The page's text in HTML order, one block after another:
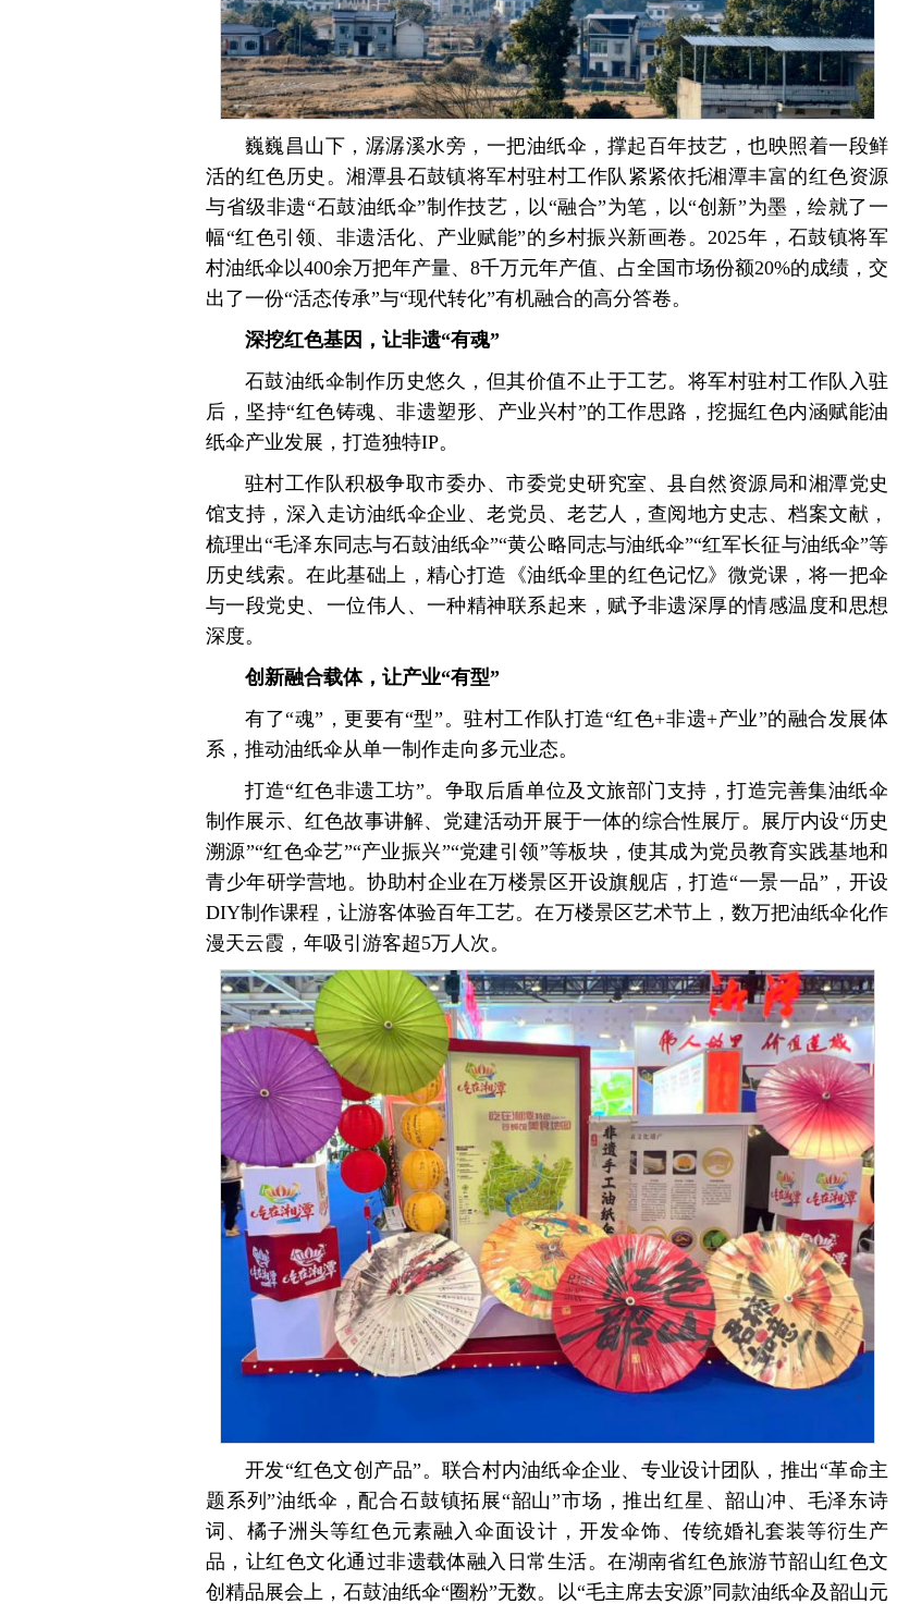
巍巍昌山下，潺潺溪水旁，一把油纸伞，撑起百年技艺，也映照着一段鲜
活的红色历史。湘潭县石鼓镇将军村驻村工作队紧紧依托湘潭丰富的红色资源
与省级非遗“石鼓油纸伞”制作技艺，以“融合”为笔，以“创新”为墨，绘就了一
幅“红色引领、非遗活化、产业赋能”的乡村振兴新画卷。2025年，石鼓镇将军
村油纸伞以400余万把年产量、8千万元年产值、占全国市场份额20%的成绩，交
出了一份“活态传承”与“现代转化”有机融合的高分答卷。
深挖红色基因，让非遗“有魂”
石鼓油纸伞制作历史悠久，但其价值不止于工艺。将军村驻村工作队入驻
后，坚持“红色铸魂、非遗塑形、产业兴村”的工作思路，挖掘红色内涵赋能油
纸伞产业发展，打造独特IP。
驻村工作队积极争取市委办、市委党史研究室、县自然资源局和湘潭党史
馆支持，深入走访油纸伞企业、老党员、老艺人，查阅地方史志、档案文献，
梳理出“毛泽东同志与石鼓油纸伞”“黄公略同志与油纸伞”“红军长征与油纸伞”等
历史线索。在此基础上，精心打造《油纸伞里的红色记忆》微党课，将一把伞
与一段党史、一位伟人、一种精神联系起来，赋予非遗深厚的情感温度和思想
深度。
创新融合载体，让产业“有型”
有了“魂”，更要有“型”。驻村工作队打造“红色+非遗+产业”的融合发展体
系，推动油纸伞从单一制作走向多元业态。
打造“红色非遗工坊”。争取后盾单位及文旅部门支持，打造完善集油纸伞
制作展示、红色故事讲解、党建活动开展于一体的综合性展厅。展厅内设“历史
溯源”“红色伞艺”“产业振兴”“党建引领”等板块，使其成为党员教育实践基地和
青少年研学营地。协助村企业在万楼景区开设旗舰店，打造“一景一品”，开设
DIY制作课程，让游客体验百年工艺。在万楼景区艺术节上，数万把油纸伞化作
漫天云霞，年吸引游客超5万人次。
开发“红色文创产品”。联合村内油纸伞企业、专业设计团队，推出“革命主
题系列”油纸伞，配合石鼓镇拓展“韶山”市场，推出红星、韶山冲、毛泽东诗
词、橘子洲头等红色元素融入伞面设计，开发伞饰、传统婚礼套装等衍生产
品，让红色文化通过非遗载体融入日常生活。在湖南省红色旅游节韶山红色文
创精品展会上，石鼓油纸伞“圈粉”无数。以“毛主席去安源”同款油纸伞及韶山元